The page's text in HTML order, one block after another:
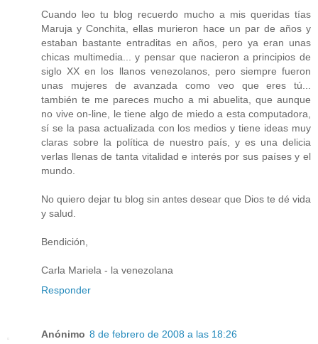
Cuando leo tu blog recuerdo mucho a mis queridas tías
Maruja y Conchita, ellas murieron hace un par de años y
estaban bastante entraditas en años, pero ya eran unas
chicas multimedia... y pensar que nacieron a principios de
siglo XX en los llanos venezolanos, pero siempre fueron
unas mujeres de avanzada como veo que eres tú...
también te me pareces mucho a mi abuelita, que aunque
no vive on-line, le tiene algo de miedo a esta computadora,
sí se la pasa actualizada con los medios y tiene ideas muy
claras sobre la política de nuestro país, y es una delicia
verlas llenas de tanta vitalidad e interés por sus países y el
mundo.
No quiero dejar tu blog sin antes desear que Dios te dé vida
y salud.
Bendición,
Carla Mariela - la venezolana
Responder
Anónimo 8 de febrero de 2008 a las 18:26